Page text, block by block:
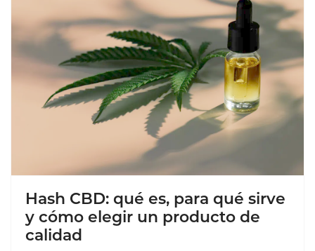
Hash CBD: qué es, para qué sirve
y cómo elegir un producto de
calidad